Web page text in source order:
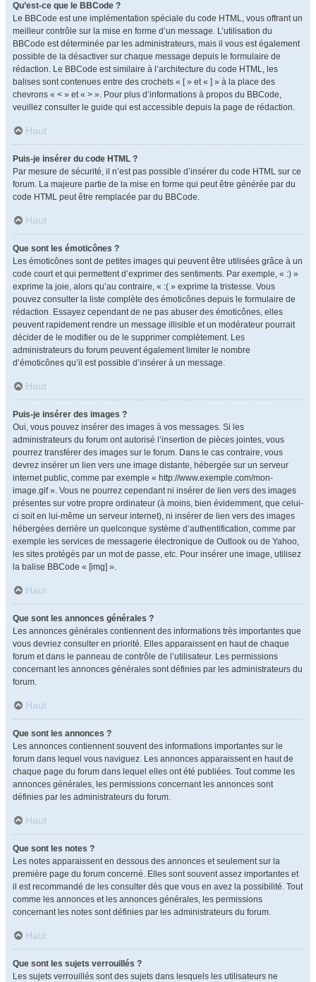
Qu’est-ce que le BBCode ?
Le BBCode est une implémentation spéciale du code HTML, vous offrant un
meilleur contrôle sur la mise en forme d’un message. L’utilisation du
BBCode est déterminée par les administrateurs, mais il vous est également
possible de la désactiver sur chaque message depuis le formulaire de
rédaction. Le BBCode est similaire à l’architecture du code HTML, les
balises sont contenues entre des crochets « [ » et « ] » à la place des
chevrons « < » et « > ». Pour plus d’informations à propos du BBCode,
veuillez consulter le guide qui est accessible depuis la page de rédaction.
Haut
Puis-je insérer du code HTML ?
Par mesure de sécurité, il n’est pas possible d’insérer du code HTML sur ce
forum. La majeure partie de la mise en forme qui peut être générée par du
code HTML peut être remplacée par du BBCode.
Haut
Que sont les émoticônes ?
Les émoticônes sont de petites images qui peuvent être utilisées grâce à un
code court et qui permettent d’exprimer des sentiments. Par exemple, « :) »
exprime la joie, alors qu’au contraire, « :( » exprime la tristesse. Vous
pouvez consulter la liste complète des émoticônes depuis le formulaire de
rédaction. Essayez cependant de ne pas abuser des émoticônes, elles
peuvent rapidement rendre un message illisible et un modérateur pourrait
décider de le modifier ou de le supprimer complètement. Les
administrateurs du forum peuvent également limiter le nombre
d’émoticônes qu’il est possible d’insérer à un message.
Haut
Puis-je insérer des images ?
Oui, vous pouvez insérer des images à vos messages. Si les
administrateurs du forum ont autorisé l’insertion de pièces jointes, vous
pourrez transférer des images sur le forum. Dans le cas contraire, vous
devrez insérer un lien vers une image distante, hébergée sur un serveur
internet public, comme par exemple « http://www.exemple.com/mon-
image.gif ». Vous ne pourrez cependant ni insérer de lien vers des images
présentes sur votre propre ordinateur (à moins, bien évidemment, que celui-
ci soit en lui-même un serveur internet), ni insérer de lien vers des images
hébergées derrière un quelconque système d’authentification, comme par
exemple les services de messagerie électronique de Outlook ou de Yahoo,
les sites protégés par un mot de passe, etc. Pour insérer une image, utilisez
la balise BBCode « [img] ».
Haut
Que sont les annonces générales ?
Les annonces générales contiennent des informations très importantes que
vous devriez consulter en priorité. Elles apparaissent en haut de chaque
forum et dans le panneau de contrôle de l’utilisateur. Les permissions
concernant les annonces générales sont définies par les administrateurs du
forum.
Haut
Que sont les annonces ?
Les annonces contiennent souvent des informations importantes sur le
forum dans lequel vous naviguez. Les annonces apparaissent en haut de
chaque page du forum dans lequel elles ont été publiées. Tout comme les
annonces générales, les permissions concernant les annonces sont
définies par les administrateurs du forum.
Haut
Que sont les notes ?
Les notes apparaissent en dessous des annonces et seulement sur la
première page du forum concerné. Elles sont souvent assez importantes et
il est recommandé de les consulter dès que vous en avez la possibilité. Tout
comme les annonces et les annonces générales, les permissions
concernant les notes sont définies par les administrateurs du forum.
Haut
Que sont les sujets verrouillés ?
Les sujets verrouillés sont des sujets dans lesquels les utilisateurs ne